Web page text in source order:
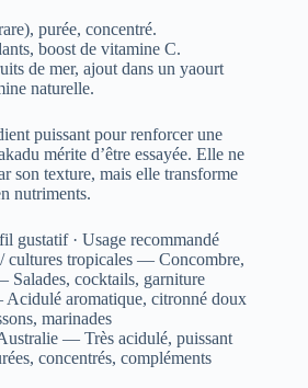
purée, concentré.
boost de vitamine C.
de mer, ajout dans un yaourt
naturelle.
puissant pour renforcer une
mérite d’être essayée. Elle ne
son texture, mais elle transforme
nutriments.
gustatif · Usage recommandé
tropicales — Concombre,
Salades, cocktails, garniture
aromatique, citronné doux
marinades
— Très acidulé, puissant
concentrés, compléments